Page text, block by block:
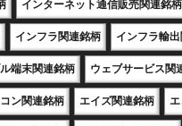
インターネット通信販売関連銘柄
インフラ関連銘柄 インフラ輸
端末関連銘柄 ウェブサービス関
ン関連銘柄 エイズ関連銘柄